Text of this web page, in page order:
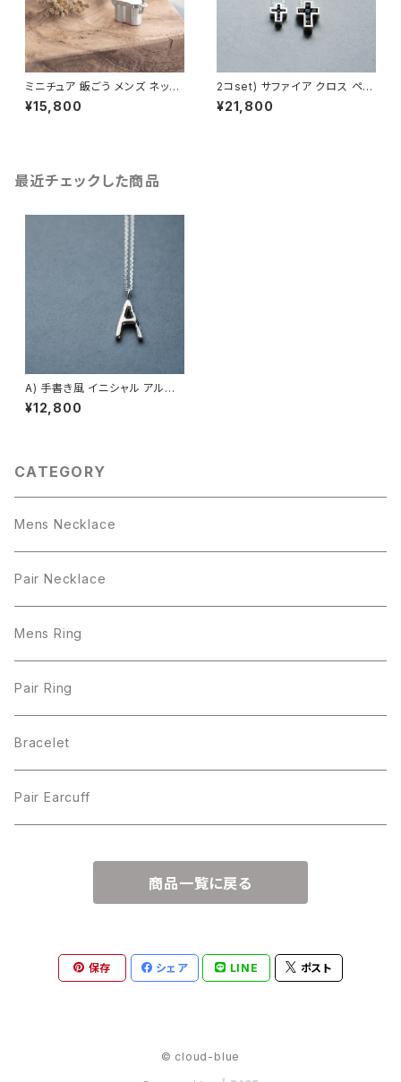
ミニチュア 飯ごう メンズ ネック
レス シルバー925
¥15,800
2コset) サファイア クロス ペア
ネックレス シルバー925
¥21,800
最近チェックした商品
A) 手書き風 イニシャル アルファ
ベット ネックレス シルバー925
メンズ ユニセックス
¥12,800
CATEGORY
Mens Necklace
Pair Necklace
Mens Ring
Pair Ring
Bracelet
Pair Earcuff
商品一覧に戻る
保存 シェア LINE ポスト
© cloud-blue